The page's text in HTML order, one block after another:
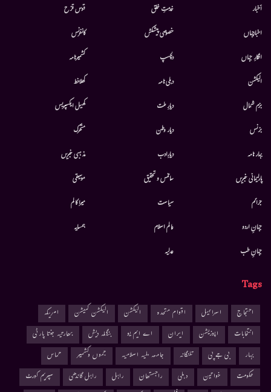
أخبار
اخبارجہاں
افکارِ جہاں
الیکشن
بزم شمال
بزنس
بہار نامہ
پارلیمانی خبریں
جرائم
جہانِ اردو
جہانِ طب
خدمتِ خلق
خصوصی پیشکش
دلچسپ
دہلی نامہ
دیارِ ملت
دیار وطن
دیارِادب
سائنس و تحقیق
سیاست
عالم اسلام
عدلیہ
قوس قزح
کانفرنس
کشمیرنامہ
کھلاخط
کھیل ایکسپریس
متحرك
مذہبی خبریں
موسيقى
میرا کالم
ہمسایہ
Tags
احتجاج اسرائیل اقوام متحدہ الیکشن الیکشن کمیشن
امریکہ
انتخابات
اپوزیشن ایران اے ایم یو بنگلہ دیش
بھارتیہ جنتا پارٹی
بہار
بی جے پی تلنگانہ جامعہ ملیہ اسلامیہ جموں وکشمیر
حماس
حکومت
خواتین دہلی راجستھان راہل راہل گاندھی
سپریم کورٹ